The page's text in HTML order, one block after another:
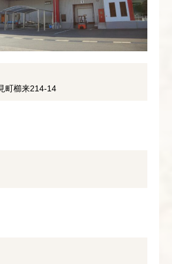
町櫛来214-14